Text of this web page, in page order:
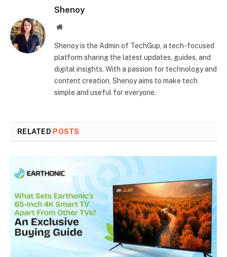
Shenoy
Website
Shenoy is the Admin of TechGup, a tech-focused
platform sharing the latest updates, guides, and
digital insights. With a passion for technology and
content creation, Shenoy aims to make tech
simple and useful for everyone.
RELATED POSTS